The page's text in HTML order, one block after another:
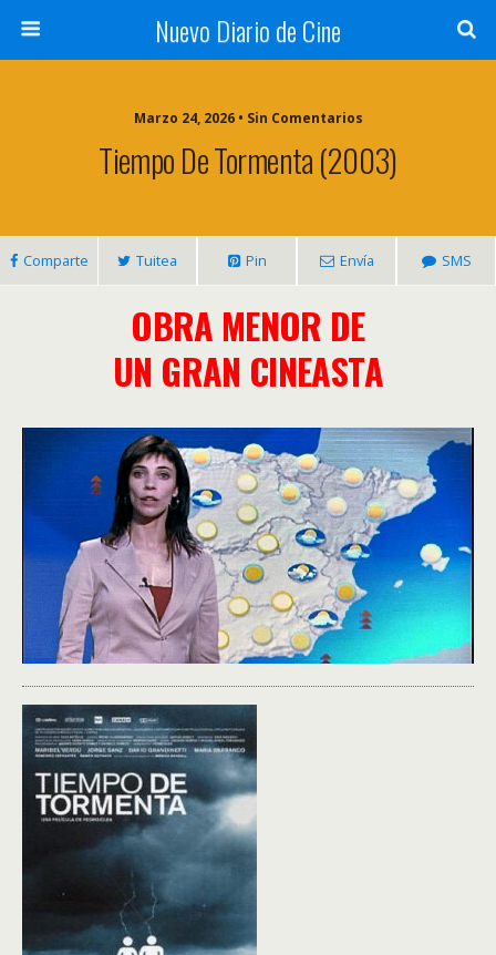
Nuevo Diario de Cine
Marzo 24, 2026 • Sin Comentarios
Tiempo De Tormenta (2003)
Comparte Tuitea Pin Envía SMS
OBRA MENOR DE
UN GRAN CINEASTA